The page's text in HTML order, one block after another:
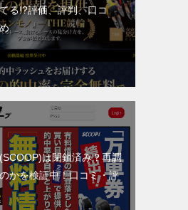
る!?評価、評判、口コ
は閉鎖済み？再調
かを検証中！口コミ・評